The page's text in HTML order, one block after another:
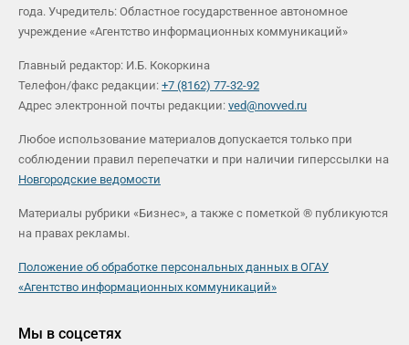
года. Учредитель: Областное государственное автономное
учреждение «Агентство информационных коммуникаций»
Главный редактор: И.Б. Кокоркина
Телефон/факс редакции: +7 (8162) 77-32-92
Адрес электронной почты редакции: ved@novved.ru
Любое использование материалов допускается только при
соблюдении правил перепечатки и при наличии гиперссылки на
Новгородские ведомости
Материалы рубрики «Бизнес», а также с пометкой ® публикуются
на правах рекламы.
Положение об обработке персональных данных в ОГАУ
«Агентство информационных коммуникаций»
Мы в соцсетях